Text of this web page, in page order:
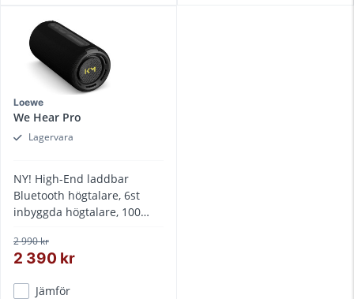
Loewe
We Hear Pro
Lagervara
NY! High-End laddbar
Bluetooth högtalare, 6st
inbyggda högtalare, 100
batteritid.
2 990 kr
2 390 kr
Jämför